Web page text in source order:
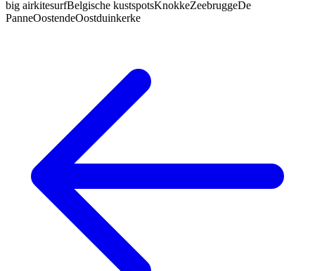
big airkitesurfBelgische kustspotsKnokkeZeebruggeDe
PanneOostendeOostduinkerke